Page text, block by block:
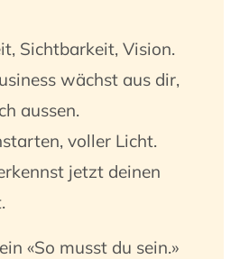
Sichtbarkeit, Vision.
wächst aus dir,
aussen.
voller Licht.
jetzt deinen
«So musst du sein.»